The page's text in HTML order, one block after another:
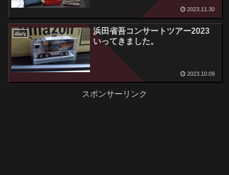
2023.11.30
diary
浜田省吾コンサートツアー2023
いってきました。
2023.10.09
スポンサーリンク